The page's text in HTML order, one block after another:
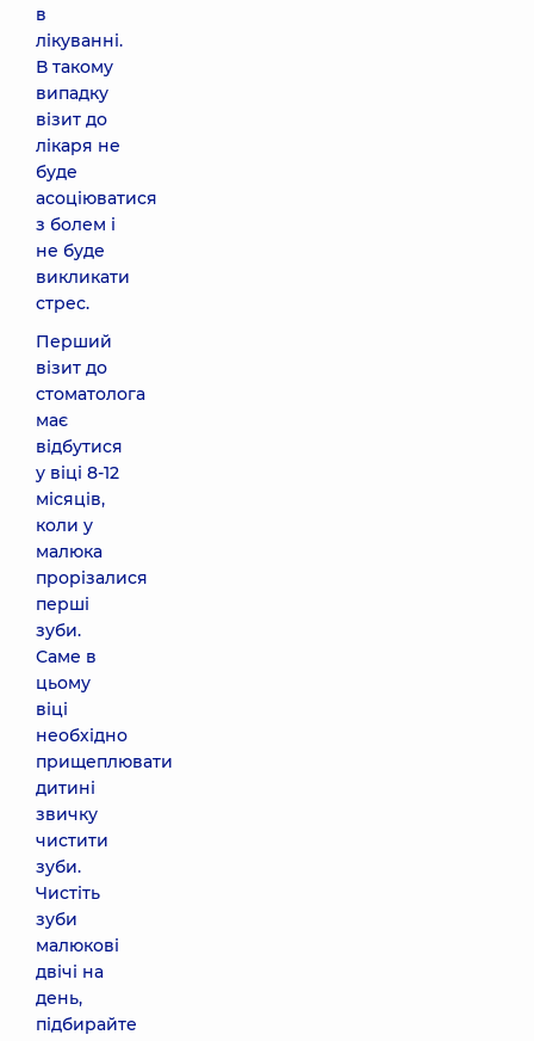
в
лікуванні.
В такому
випадку
візит до
лікаря не
буде
асоціюватися
з болем і
не буде
викликати
стрес.
Перший
візит до
стоматолога
має
відбутися
у віці 8-12
місяців,
коли у
малюка
прорізалися
перші
зуби.
Саме в
цьому
віці
необхідно
прищеплювати
дитині
звичку
чистити
зуби.
Чистіть
зуби
малюкові
двічі на
день,
підбирайте